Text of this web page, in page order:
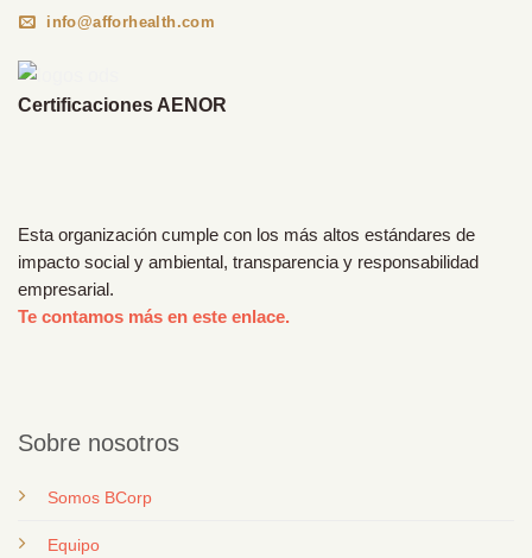
info@afforhealth.com
Certificaciones AENOR
Esta organización cumple con los más altos estándares de
impacto social y ambiental, transparencia y responsabilidad
empresarial.
Te contamos más en este enlace.
Sobre nosotros
Somos BCorp
Equipo